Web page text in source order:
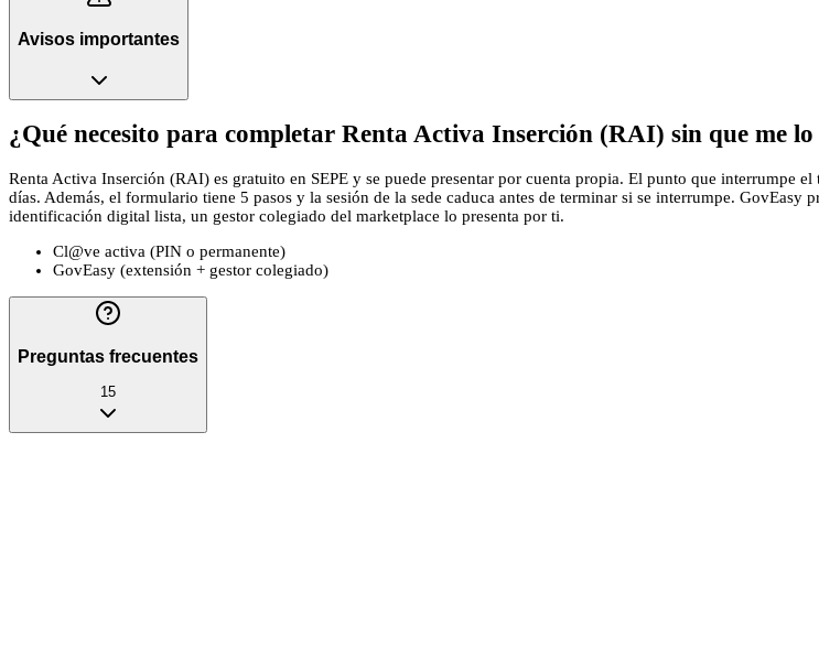
Avisos importantes
¿Qué necesito para completar Renta Activa Inserción (RAI) sin que me lo
Renta Activa Inserción (RAI) es gratuito en SEPE y se puede presentar por cuenta propia. El punto que interrumpe
días. Además, el formulario tiene 5 pasos y la sesión de la sede caduca antes de terminar si se interrumpe.
identificación digital lista, un gestor colegiado del marketplace lo presenta por ti.
Cl@ve activa (PIN o permanente)
GovEasy (extensión + gestor colegiado)
Preguntas frecuentes
15